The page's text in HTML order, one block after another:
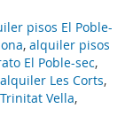
pisos El Poble-
, alquiler pisos
El Poble-sec,
Les Corts,
Vella,